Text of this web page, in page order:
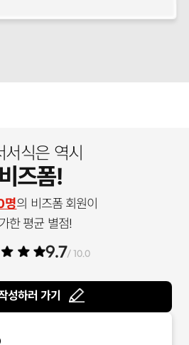
서식은 역시
비즈폼!
의 비즈폼 회원이
한 평균 별점!
9.7/ 10.0
성하러 가기